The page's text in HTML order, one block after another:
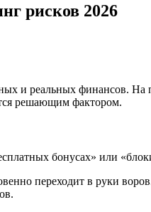
рисков 2026
и реальных финансов.
решающим фактором.
бонусах» или
переходит в руки